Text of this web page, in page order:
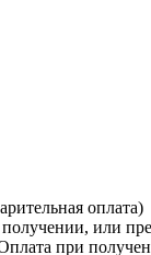
оплата)
или
при